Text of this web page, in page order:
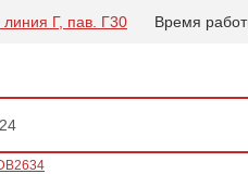
Г, пав. Г30 Время